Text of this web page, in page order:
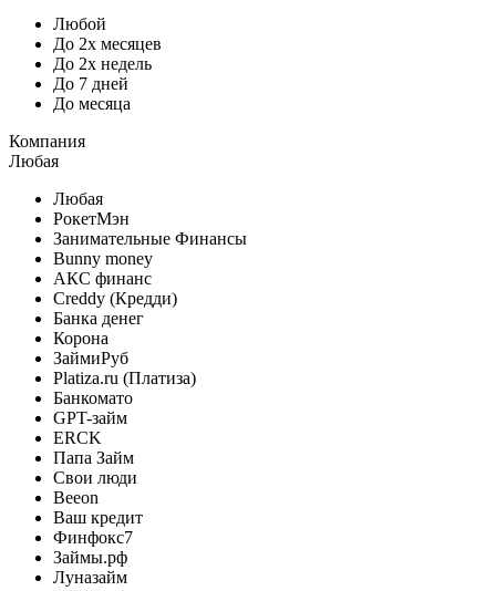
Любой
До 2х месяцев
До 2х недель
До 7 дней
До месяца
Компания
Любая
Любая
РокетМэн
Занимательные Финансы
Bunny money
АКС финанс
Creddy (Кредди)
Банка денег
Корона
ЗаймиРуб
Platiza.ru (Платиза)
Банкомато
GPT-займ
ERCK
Папа Займ
Свои люди
Beeon
Ваш кредит
Финфокс7
Займы.рф
Луназайм